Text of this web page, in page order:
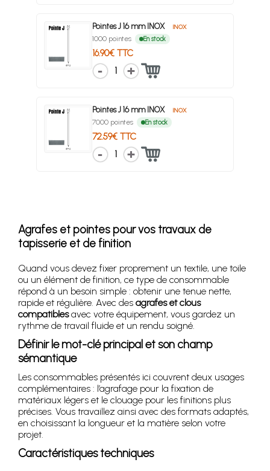
Pointes J 16 mm INOX INOX
1000 pointes En stock
16.90€ TTC
1
Pointes J 16 mm INOX INOX
7000 pointes En stock
72.59€ TTC
1
Agrafes et pointes pour vos travaux de
tapisserie et de finition
Quand vous devez fixer proprement un textile, une toile
ou un élément de finition, ce type de consommable
répond à un besoin simple : obtenir une tenue nette,
rapide et régulière. Avec des agrafes et clous
compatiblesavec votre équipement, vous gardez un
rythme de travail fluide et un rendu soigné.
Définir le mot-clé principal et son champ
sémantique
Les consommables présentés ici couvrent deux usages
complémentaires : l’agrafage pour la fixation de
matériaux légers et le clouage pour les finitions plus
précises. Vous travaillez ainsi avec des formats adaptés,
en choisissant la longueur et la matière selon votre
projet.
Caractéristiques techniques